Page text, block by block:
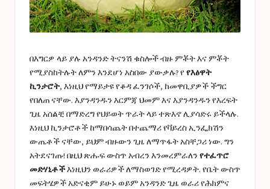
በእግርዎ ላይ ያሉ አንዳንድ ትናንሽ ቁስሎች ብዙ ምቾት እና ምቾት
የሚያስከትሉት ለምን እንደሆነ አስበው ያውቃሉ? የየእፅዋት
ኪንታሮት, እነዚህ የማይታዩ የቆዳ ፈንገሶች, ከመዋቢያዎች ችግር
የበለጠ ናቸው. እያንዳንዱን እርምጃ ህመም እና እያንዳንዱን የእረፍት
ጊዜ አሰልቺ በማድረግ የህይወት ጥራት ላይ ተጽእኖ ሊያሳድሩ ይችላሉ.
እነዚህ ኪንታሮቶች ከማበሳጨት በተጨማሪ የቫይረስ ኢንፌክሽን
ውጤቶች ናቸው, ይህም ብዙውን ጊዜ ለማጥፋት አስቸጋሪ ነው. ግን
አትደናገጡ! በዚህ ጽሑፍ ውስጥ አብረን እንመረምራለንየተፈጥሮ
መድሃኒቶችእነዚህን ወራሪዎች ለማስወገድ የሚረዳዎት. የቤት ውስጥ
መፍትሄዎች አድናቂም ይሁኑ ወይም አንዳንድ ጊዜ ወራሪ የሕክምና